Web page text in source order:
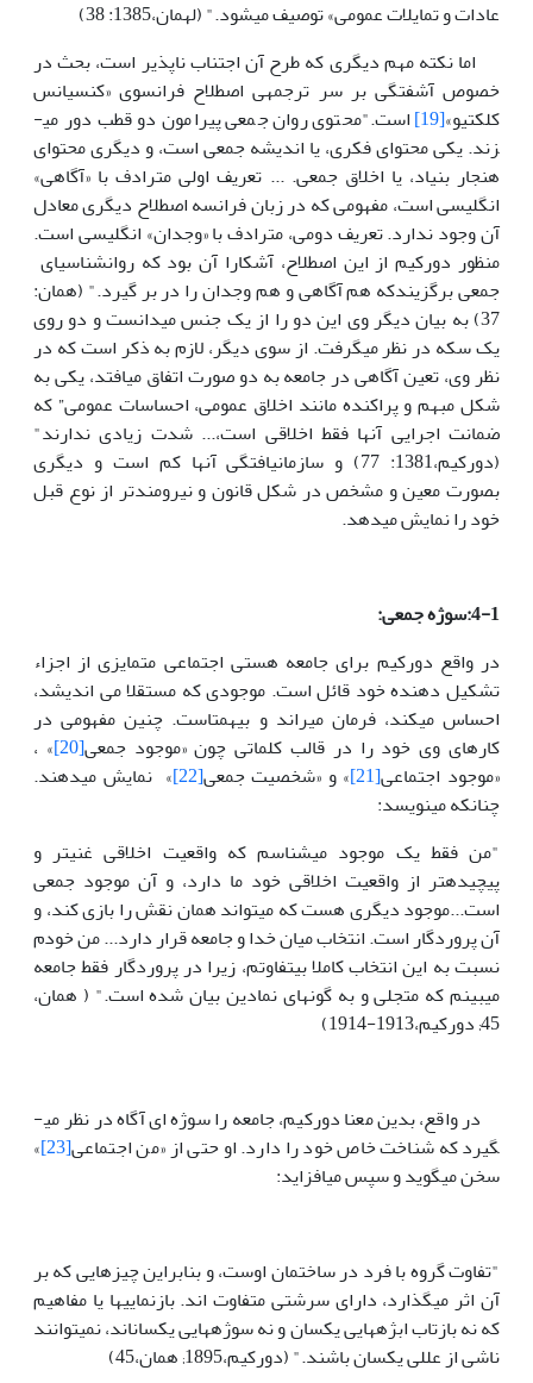
عادات و تمایلات عمومی» توصیف می­شود." (له­مان،1385: 38)
اما نکته مهم دیگری که طرح آن اجتناب ناپذیر است، بحث در
خصوص آشفتگی بر سر ترجمه­ی اصطلاح فرانسوی «کنسیانس
کلکتیو»[19] است."محتوی روان جمعی پیرامون دو قطب دور می­
زند. یکی محتوای فکری، یا اندیشه جمعی است، و دیگری محتوای
هنجار بنیاد، یا اخلاق جمعی. ... تعریف اولی مترادف با «آگاهی»
انگلیسی است، مفهومی که در زبان فرانسه اصطلاح دیگری معادل
آن وجود ندارد. تعریف دومی، مترادف با «وجدان» انگلیسی است.
منظور دورکیم از این اصطلاح، آشکارا آن بود که روان­شناسی­ای
جمعی برگزیندکه هم آگاهی و هم وجدان را در بر گیرد." (­همان:
37) به بیان دیگر وی این دو را از یک جنس می­دانست و دو روی
یک سکه در نظر می­گرفت. از سوی دیگر، لازم به ذکر است که در
نظر وی، تعین آگاهی در جامعه به دو صورت اتفاق می­افتد، یکی به
شکل مبهم و پراکنده مانند اخلاق عمومی، احساسات عمومی” که
ضمانت اجرایی آن­ها فقط اخلاقی است،... شدت زیادی ندارند"
(دورکیم،1381: 77) و سازمان­یافتگی آنها کم است و دیگری
بصورت معین و مشخص در شکل قانون و نیرومند­تر از نوع قبل
خود را نمایش می­دهد.
4-1:سوژه جمعی:
در واقع دورکیم برای جامعه هستی اجتماعی متمایزی از اجزاء
تشکیل دهنده خود قائل است. موجودی که مستقلا می اندیشد،
احساس می­کند، فرمان می­راند و بی­همتاست. چنین مفهومی در
کارهای وی خود را در قالب کلماتی چون «موجود جمعی[20]
» ،
«موجود اجتماعی[21] » و «شخصیت جمعی[22]
» نمایش می­دهند.
چنانکه می­نویسد:
"من فقط یک موجود می­شناسم که واقعیت اخلاقی غنی­تر و
پیچیده­تر از واقعیت اخلاقی خود ما دارد، و آن موجود جمعی
است...موجود دیگری هست که می­تواند همان نقش را بازی کند­­، و
آن پروردگار است. انتخاب میان خدا و جامعه قرار دارد... من خودم
نسبت به این انتخاب کاملا بی­تفاوتم، زیرا در پروردگار فقط جامعه
می­بینم که متجلی و به گونه­ای نمادین بیان شده است." ( همان،
45; دورکیم،1913-1914)
در واقع، بدین معنا دورکیم، جامعه را سوژه ای آگاه در نظر می­
گیرد که شناخت خاص خود را دارد. او حتی از «من اجتماعی[23]
»
سخن می­گوید و سپس می­افزاید:
"تفاوت گروه با فرد در ساختمان اوست، و بنابراین چیزهایی که بر
آن اثر می­گذارد، دارای سرشتی متفاوت اند. بازنمایی­ها یا مفاهیم
که نه بازتاب ابژه­هایی یکسان و نه سوژه­هایی یکسان­اند، نمی­توانند
ناشی از عللی یکسان باشند." (دورکیم،1895; همان،45)